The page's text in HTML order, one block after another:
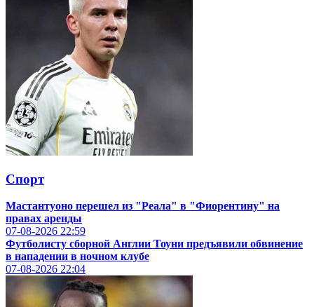
Спорт
Мастантуоно перешел из "Реала" в "Фиорентину" на
правах аренды
07-08-2026 22:59
Футболисту сборной Англии Тоуни предъявили обвинение
в нападении в ночном клубе
07-08-2026 22:04